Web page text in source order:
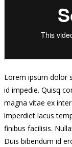
Lorem ipsum dolor
id impedie. Quisq
magna vitae ex
imperdiet lacus
finibus facilisis.
Duis bibendum id